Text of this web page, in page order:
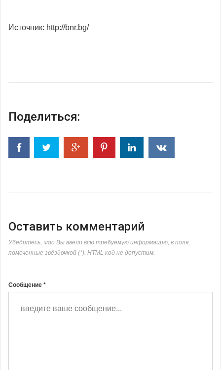
Источник: http://bnr.bg/
Поделиться:
Оставить комментарий
Убедитесь, что Вы ввели всю требуемую информацию, в поля,
помеченные звёздочкой (*). HTML код не допустим.
Сообщение *